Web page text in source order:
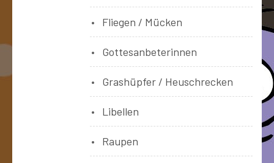
Fliegen / Mücken
Gottesanbeterinnen
Grashüpfer / Heuschrecken
Libellen
Raupen